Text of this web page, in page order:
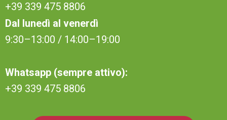
+39 339 475 8806
Dal lunedì al venerdì
9:30–13:00 / 14:00–19:00
Whatsapp (sempre attivo):
+39 339 475 8806